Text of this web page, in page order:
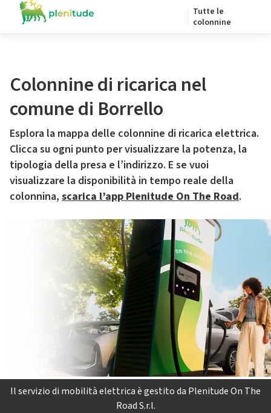
Tutte le
colonnine
Colonnine di ricarica nel
comune di Borrello
Esplora la mappa delle colonnine di ricarica elettrica.
Clicca su ogni punto per visualizzare la potenza, la
tipologia della presa e l’indirizzo. E se vuoi
visualizzare la disponibilità in tempo reale della
colonnina, scarica l’app Plenitude On The Road.
Il servizio di mobilità elettrica è gestito da Plenitude On The
Road S.r.l.